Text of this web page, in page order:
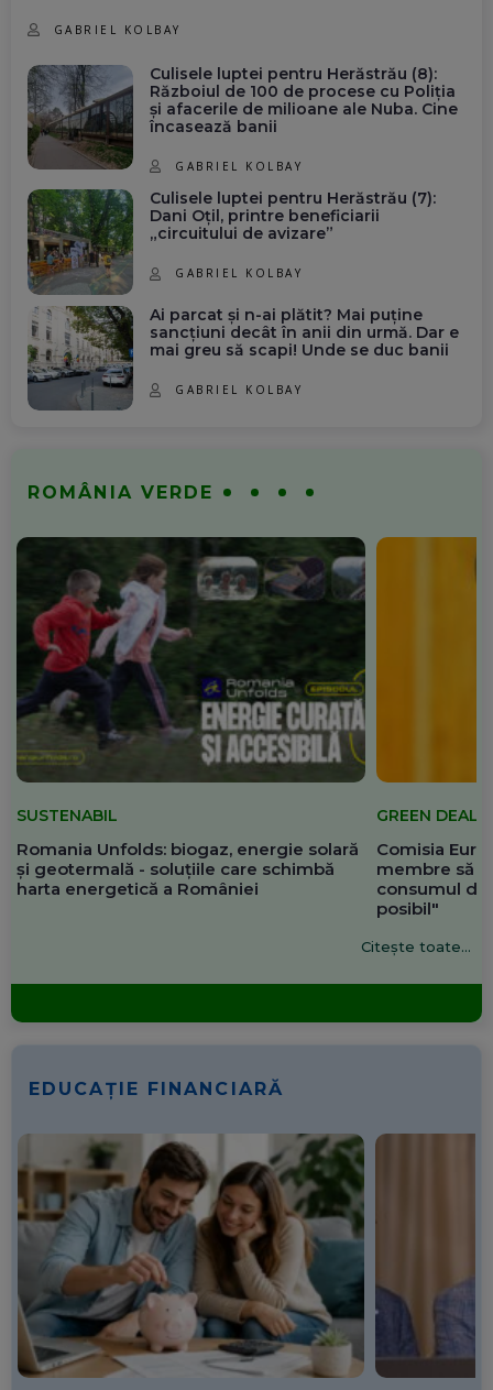
GABRIEL KOLBAY
Culisele luptei pentru Herăstrău (8):
Războiul de 100 de procese cu Poliția
și afacerile de milioane ale Nuba. Cine
încasează banii
GABRIEL KOLBAY
Culisele luptei pentru Herăstrău (7):
Dani Oțil, printre beneficiarii
„circuitului de avizare”
GABRIEL KOLBAY
Ai parcat și n-ai plătit? Mai puține
sancțiuni decât în anii din urmă. Dar e
mai greu să scapi! Unde se duc banii
GABRIEL KOLBAY
ROMÂNIA VERDE
SUSTENABIL
Romania Unfolds: biogaz, energie solară
și geotermală - soluțiile care schimbă
harta energetică a României
GREEN DEAL
Comisia
membre să
consumul de
posibil"
Citește toate...
EDUCAȚIE FINANCIARĂ